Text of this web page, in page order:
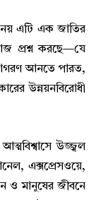
নয় এটি এক জাতির
প্রশ্ন করছে—যে
আনতে পারত,
উন্নয়নবিরোধী
উজ্জ্বল
এক্সপ্রেসওয়ে,
ও মানুষের জীবনে